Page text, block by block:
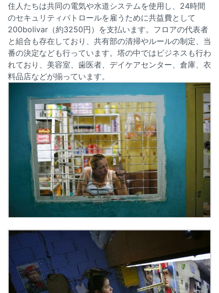
住人たちは共同の電気や水道システムを使用し、24時間
のセキュリティパトロールを雇うために共益費として
200bolivar（約3250円）を支払います。フロアの代表者
と組合も存在しており、共有部の清掃やルールの制定、当
番の決定なども行っています。塔の中ではビジネスも行わ
れており、美容室、歯医者、デイケアセンター、倉庫、衣
料品店などが揃っています。